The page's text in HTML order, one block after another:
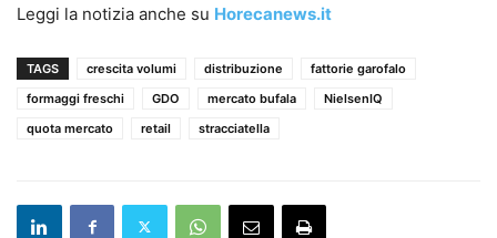
Leggi la notizia anche su Horecanews.it
TAGS crescita volumi distribuzione
fattorie garofalo
formaggi freschi
GDO mercato bufala
NielsenIQ
quota mercato
retail stracciatella